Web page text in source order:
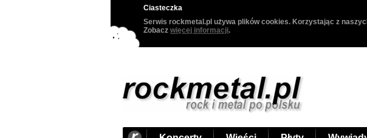
Ciasteczka
Serwis rockmetal.pl używa plików cookies. Korzystając z
Zobacz więcej informacji.